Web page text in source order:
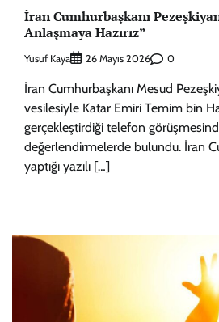
İran Cumhurbaşkanı
Anlaşmaya Hazırız”
Yusuf Kaya 26 Mayıs 2026 0
İran Cumhurbaşkanı Mesud
vesilesiyle Katar Emiri Temim bin
gerçekleştirdiği telefon
değerlendirmelerde bulundu. İran
yaptığı yazılı […]